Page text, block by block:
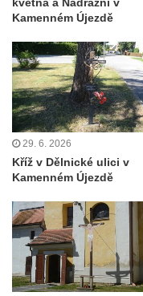
Kříž u rozcestí u
Boží muka v
zámku v Teplicích
Kříž na náměstí
nad Metují
Teplicích nad Metují
Boží muka nad
Antoníčka v
Kříž u kostela
Polici nad Metují
Kamenném Újezdě
29. 6. 2026
Kříž v Dělnické ulici v
Kamenném Újezdě